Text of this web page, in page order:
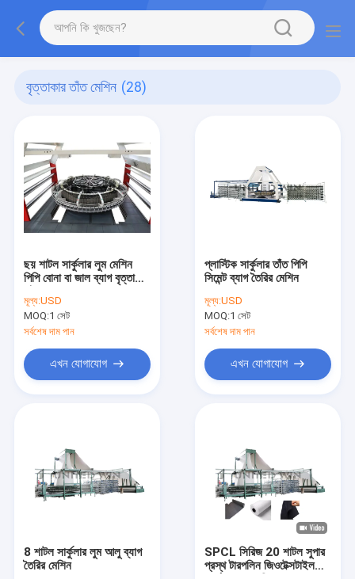
বৃত্তাকার তাঁত মেশিন (28)
ছয় শাটল সার্কুলার লুম মেশিন
পিপি বোনা বা জাল ব্যাগ বৃত্তাকার
মূল্য:USD
MOQ:1 সেট
সর্বশেষ দাম পান
এখন যোগাযোগ
প্লাস্টিক সার্কুলার তাঁত পিপি
সিমেন্ট ব্যাগ তৈরির মেশিন
মূল্য:USD
MOQ:1 সেট
সর্বশেষ দাম পান
এখন যোগাযোগ
8 শাটল সার্কুলার লুম আলু ব্যাগ
তৈরির মেশিন
SPCL সিরিজ 20 শাটল সুপার
প্রস্থ টারপলিন জিওটেক্সটাইল